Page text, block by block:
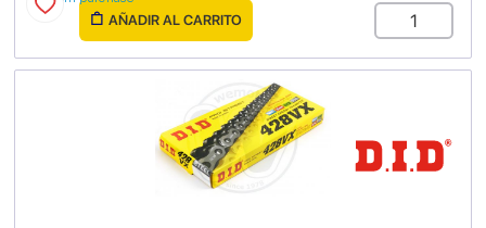
AÑADIR AL CARRITO